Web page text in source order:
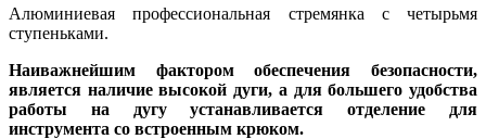
Алюминиевая профессиональная стремянка с четырьмя
ступеньками.
Наиважнейшим фактором обеспечения безопасности,
является наличие высокой дуги, а для большего удобства
работы на дугу устанавливается отделение для
инструмента со встроенным крюком.